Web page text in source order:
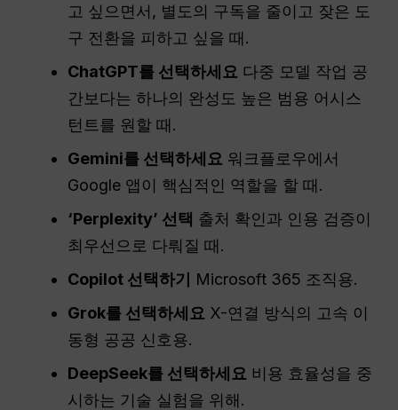
고 싶으면서, 별도의 구독을 줄이고 잦은 도
구 전환을 피하고 싶을 때.
ChatGPT를 선택하세요 다중 모델 작업 공
간보다는 하나의 완성도 높은 범용 어시스
턴트를 원할 때.
Gemini를 선택하세요 워크플로우에서
Google 앱이 핵심적인 역할을 할 때.
‘Perplexity’ 선택 출처 확인과 인용 검증이
최우선으로 다뤄질 때.
Copilot 선택하기
Microsoft 365 조직용.
Grok를 선택하세요 X-연결 방식의 고속 이
동형 공공 신호용.
DeepSeek를 선택하세요 비용 효율성을 중
시하는 기술 실험을 위해.